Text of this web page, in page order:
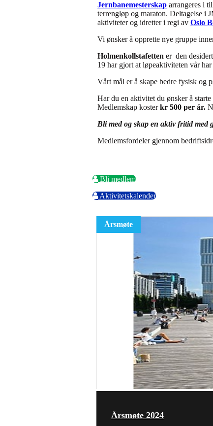
Jernbanemesterskap arrangeres i
terrengløp og maraton. Deltagelse i
aktiviteter og idretter i regi av Oslo
Vi ønsker å opprette nye gruppe
Holmenkollstafetten er den
19 har gjort at løpeaktiviteten vår
Vårt mål er å skape bedre fysisk og
Har du en aktivitet du ønsker å
Medlemskap kosterkr 500 per år.
Bli med og skap en aktiv fritid med
Medlemsfordeler gjennom
Bli medlem
Aktivitetskalender
Årsmøte 2024
Årsmøte